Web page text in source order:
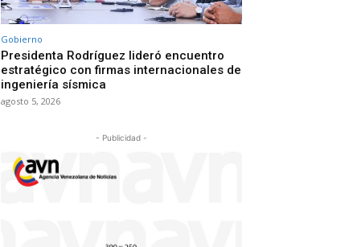
Gobierno
Presidenta Rodríguez lideró encuentro
estratégico con firmas internacionales de
ingeniería sísmica
agosto 5, 2026
- Publicidad -